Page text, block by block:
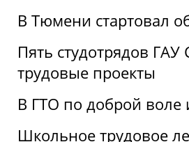
В Тюмени стартовал
Пять студотрядов
трудовые проекты
В ГТО по доброй воле
Школьное трудовое